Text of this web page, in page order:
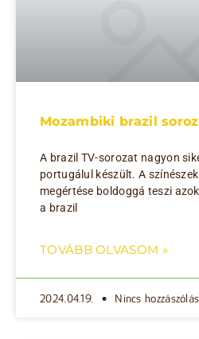
Mozambiki brazil
A brazil TV-sorozat nagyon
portugálul készült. A
megértése boldoggá teszi
a brazil
TOVÁBB OLVASOM »
2024.04.19. Nincs hozzászólás